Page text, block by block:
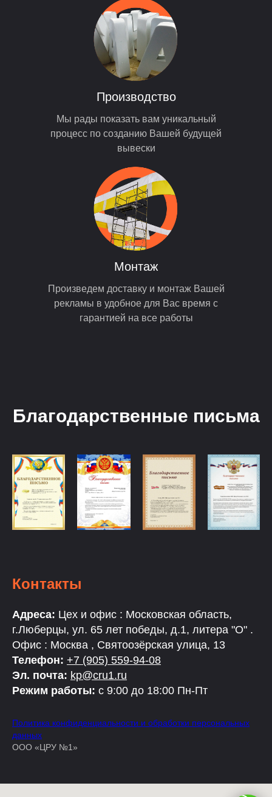
Мы рады показать вам уникальный
процесс по созданию Вашей будущей
вывески
Производство
Произведем доставку и монтаж Вашей
рекламы в удобное для Вас время с
гарантией на все работы
Монтаж
Благодарственные письма
Контакты
Адреса: Цех и офис : Московская область,
г.Люберцы, ул. 65 лет победы, д.1, литера "О" .
Офис : Москва , Святоозёрская улица, 13
Телефон: +7 (905) 559-94-08
Эл. почта: kp@cru1.ru
Режим работы: с 9:00 до 18:00 Пн-Пт
Политика конфиденциальности и обработки персональных
данных
ООО «ЦРУ №1»